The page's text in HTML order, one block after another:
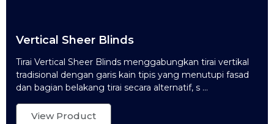
Vertical Sheer Blinds
Tirai Vertical Sheer Blinds menggabungkan tirai vertikal
tradisional dengan garis kain tipis yang menutupi fasad
dan bagian belakang tirai secara alternatif, s ...
View Product